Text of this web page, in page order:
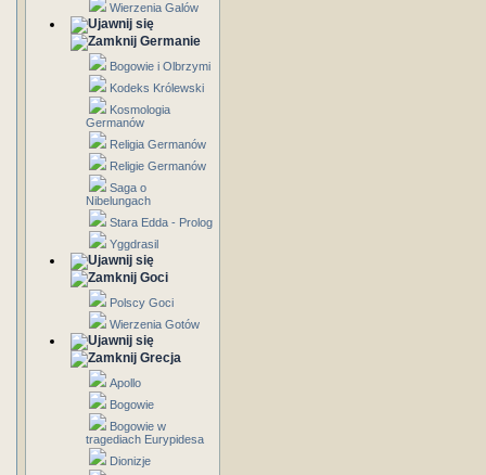
Wierzenia Galów
Germanie
Bogowie i Olbrzymi
Kodeks Królewski
Kosmologia
Germanów
Religia Germanów
Religie Germanów
Saga o
Nibelungach
Stara Edda - Prolog
Yggdrasil
Goci
Polscy Goci
Wierzenia Gotów
Grecja
Apollo
Bogowie
Bogowie w
tragediach Eurypidesa
Dionizje